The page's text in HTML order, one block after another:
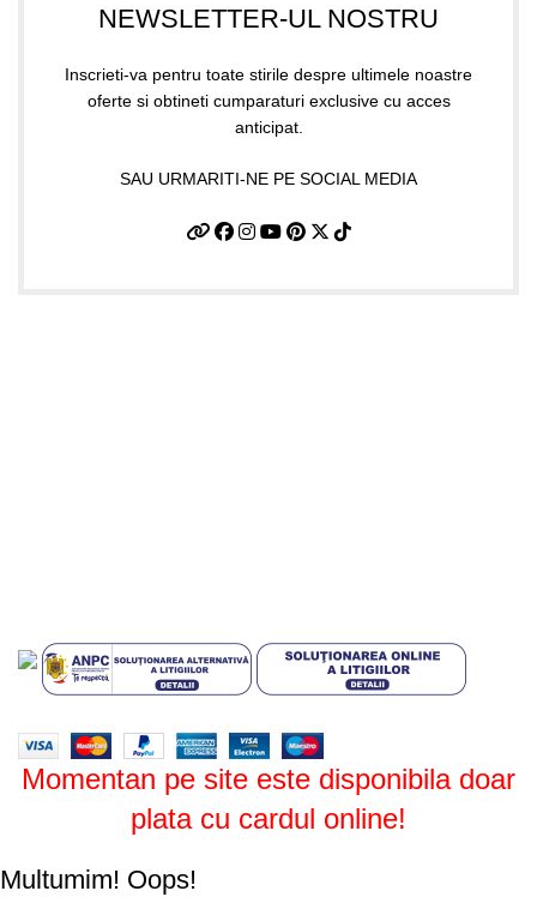
NEWSLETTER-UL NOSTRU
Inscrieti-va pentru toate stirile despre ultimele noastre
oferte si obtineti cumparaturi exclusive cu acces
anticipat.
SAU URMARITI-NE PE SOCIAL MEDIA
Momentan pe site este disponibila doar
plata cu cardul online!
Multumim! Oops!